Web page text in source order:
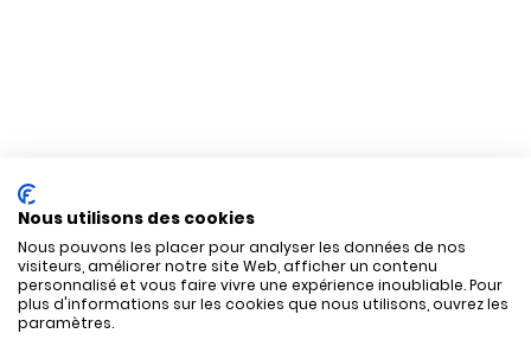
Nous utilisons des cookies
Nous pouvons les placer pour analyser les données de nos
visiteurs, améliorer notre site Web, afficher un contenu
personnalisé et vous faire vivre une expérience inoubliable. Pour
plus d'informations sur les cookies que nous utilisons, ouvrez les
paramètres.